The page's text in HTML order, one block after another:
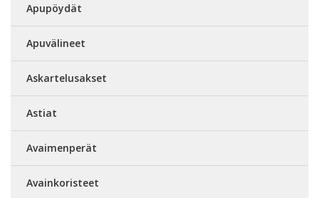
Apupöydät
Apuvälineet
Askartelusakset
Astiat
Avaimenperät
Avainkoristeet